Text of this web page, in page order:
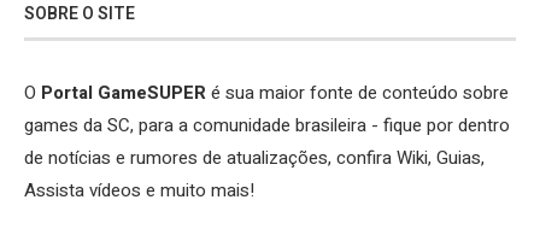
SOBRE O SITE
O Portal GameSUPERé sua maior fonte de conteúdo sobre
games da SC, para a comunidade brasileira - fique por dentro
de notícias e rumores de atualizações, confira Wiki, Guias,
Assista vídeos e muito mais!